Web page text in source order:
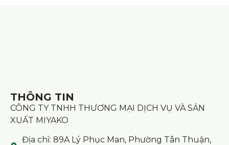
THÔNG TIN
CÔNG TY TNHH THƯƠNG MẠI DỊCH VỤ VÀ SẢN
XUẤT MIYAKO
Địa chỉ: 89A Lý Phục Man, Phường Tân Thuận,